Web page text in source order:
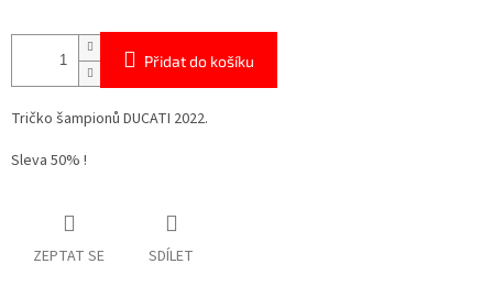
Přidat do košíku
Tričko šampionů DUCATI 2022.
Sleva 50% !
ZEPTAT SE SDÍLET